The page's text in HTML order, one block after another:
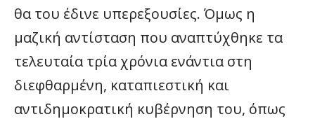
θα του έδινε υπερεξουσίες. Όμως η
μαζική αντίσταση που αναπτύχθηκε τα
τελευταία τρία χρόνια ενάντια στη
διεφθαρμένη, καταπιεστική και
αντιδημοκρατική κυβέρνηση του, όπως